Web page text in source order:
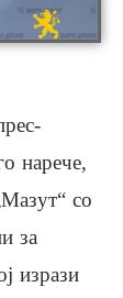
нарече,
со
за
изрази